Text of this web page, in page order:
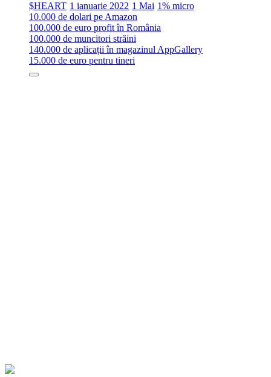
$HEART 1 ianuarie 2022 1 Mai 1% micro
10.000 de dolari pe Amazon
100.000 de euro profit în România
100.000 de muncitori străini
140.000 de aplicații în magazinul AppGallery
15.000 de euro pentru tineri